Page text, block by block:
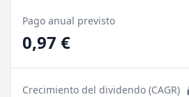
Pago anual previsto
0,97 €
Crecimiento del dividendo (CAGR)